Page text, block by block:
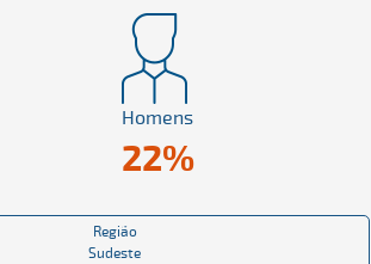
Homens
22%
Região
Sudeste